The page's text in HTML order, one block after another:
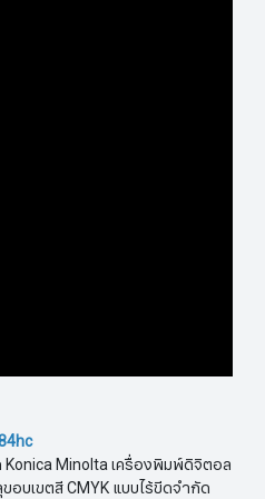
Minolta เครื่องพิมพ์ดิจิตอล
บเขตสี CMYK แบบไร้ขีดจำกัด